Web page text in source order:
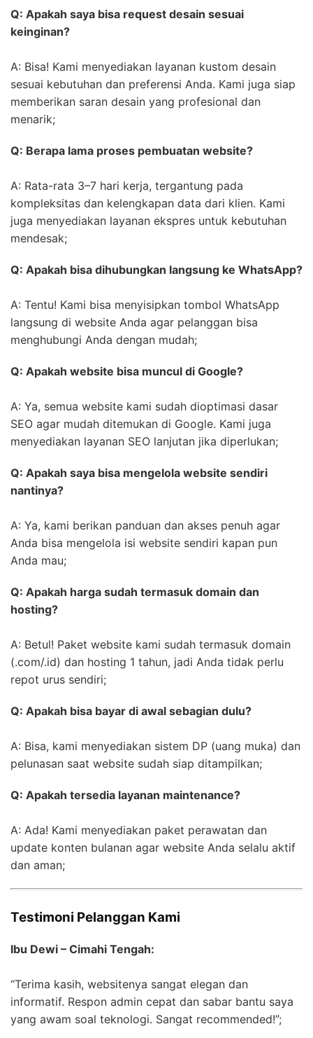
Q: Apakah saya bisa request desain sesuai
keinginan?
A: Bisa! Kami menyediakan layanan kustom desain
sesuai kebutuhan dan preferensi Anda. Kami juga siap
memberikan saran desain yang profesional dan
menarik;
Q: Berapa lama proses pembuatan website?
A: Rata-rata 3–7 hari kerja, tergantung pada
kompleksitas dan kelengkapan data dari klien. Kami
juga menyediakan layanan ekspres untuk kebutuhan
mendesak;
Q: Apakah bisa dihubungkan langsung ke WhatsApp?
A: Tentu! Kami bisa menyisipkan tombol WhatsApp
langsung di website Anda agar pelanggan bisa
menghubungi Anda dengan mudah;
Q: Apakah website bisa muncul di Google?
A: Ya, semua website kami sudah dioptimasi dasar
SEO agar mudah ditemukan di Google. Kami juga
menyediakan layanan SEO lanjutan jika diperlukan;
Q: Apakah saya bisa mengelola website sendiri
nantinya?
A: Ya, kami berikan panduan dan akses penuh agar
Anda bisa mengelola isi website sendiri kapan pun
Anda mau;
Q: Apakah harga sudah termasuk domain dan
hosting?
A: Betul! Paket website kami sudah termasuk domain
(.com/.id) dan hosting 1 tahun, jadi Anda tidak perlu
repot urus sendiri;
Q: Apakah bisa bayar di awal sebagian dulu?
A: Bisa, kami menyediakan sistem DP (uang muka) dan
pelunasan saat website sudah siap ditampilkan;
Q: Apakah tersedia layanan maintenance?
A: Ada! Kami menyediakan paket perawatan dan
update konten bulanan agar website Anda selalu aktif
dan aman;
Testimoni Pelanggan Kami
Ibu Dewi – Cimahi Tengah:
“Terima kasih, websitenya sangat elegan dan
informatif. Respon admin cepat dan sabar bantu saya
yang awam soal teknologi. Sangat recommended!”;